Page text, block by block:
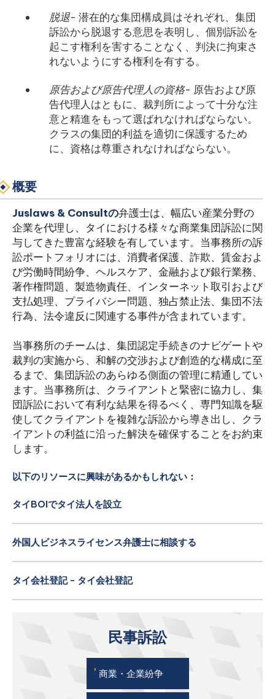
脱退- 潜在的な集団構成員はそれぞれ、集団
訴訟から脱退する意思を表明し、個別訴訟を
起こす権利を害することなく、判決に拘束さ
れないようにする権利を有する。
原告および原告代理人の資格- 原告および原
告代理人はともに、裁判所によって十分な注
意と精進をもって選ばれなければならない。
クラスの集団的利益を適切に保護するため
に、資格は尊重されなければならない。
概要
Juslaws & Consultの弁護士は、幅広い産業分野の
企業を代理し、タイにおける様々な商業集団訴訟に関
与してきた豊富な経験を有しています。当事務所の訴
訟ポートフォリオには、消費者保護、詐欺、賃金およ
び労働時間紛争、ヘルスケア、金融および銀行業務、
著作権問題、製造物責任、インターネット取引および
支払処理、プライバシー問題、独占禁止法、集団不法
行為、法令違反に関連する事件が含まれています。
当事務所のチームは、集団認定手続きのナビゲートや
裁判の実施から、和解の交渉および創造的な構成に至
るまで、集団訴訟のあらゆる側面の管理に精通してい
ます。当事務所は、クライアントと緊密に協力し、集
団訴訟において有利な結果を得るべく、専門知識を駆
使してクライアントを複雑な訴訟から導き出し、クラ
イアントの利益に沿った解決を確保することをお約束
します。
以下のリソースに興味があるかもしれない：
タイBOIでタイ法人を設立
外国人ビジネスライセンス弁護士に相談する
タイ会社登記 - タイ会社登記
民事訴訟
' 商業・企業紛争